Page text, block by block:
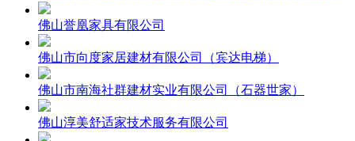
佛山誉凰家具有限公司
佛山市向度家居建材有限公司（宾达电梯）
佛山市南海社群建材实业有限公司（石器世家）
佛山淳美舒适家技术服务有限公司